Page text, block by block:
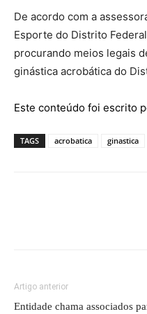
De acordo com a
Esporte do Distrito
procurando meios legais
ginástica acrobática do
Este conteúdo foi escrito
TAGS acrobatica ginastica
Artigo anterior
Entidade chama associados